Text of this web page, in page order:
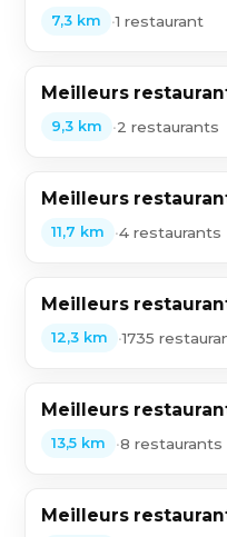
7,3 km •1 restaurant
Meilleurs
9,3 km •2 restaurants
Meilleurs
11,7 km •4 restaurants
Meilleurs
12,3 km •1735
Meilleurs
13,5 km •8 restaurants
Meilleurs